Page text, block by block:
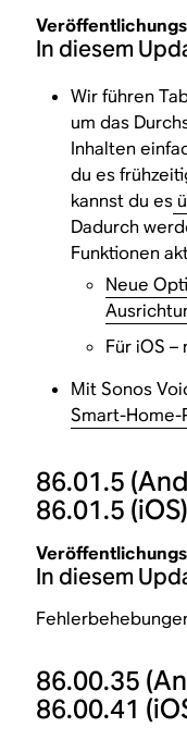
In diesem
Wir führen
um das
Inhalten
du es
kannst du es
Dadurch
Funktionen
Neue
Für iOS
Mit Sonos
Smart-
86.01.5
86.01.5 (iOS)
In diesem
86.00.35
86.00.41